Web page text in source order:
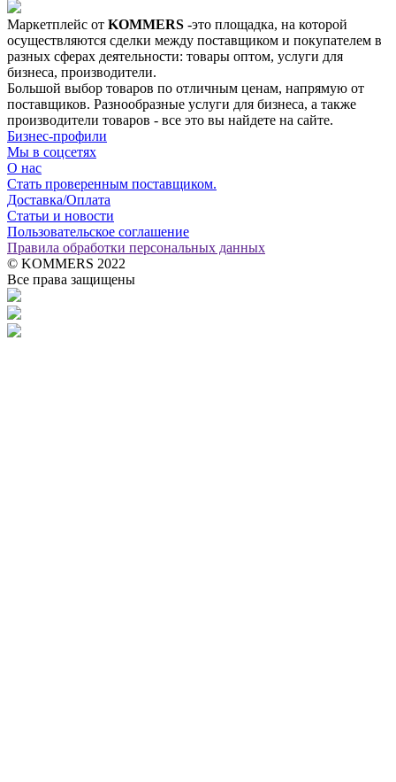
Маркетплейс от KOMMERS -это площадка, на которой
осуществляются сделки между поставщиком и покупателем в
разных сферах деятельности: товары оптом, услуги для
бизнеса, производители.
Большой выбор товаров по отличным ценам, напрямую от
поставщиков. Разнообразные услуги для бизнеса, а также
производители товаров - все это вы найдете на сайте.
Бизнес-профили
Мы в соцсетях
О нас
Стать проверенным поставщиком.
Доставка/Оплата
Статьи и новости
Пользовательское соглашение
Правила обработки персональных данных
© KOMMERS 2022
Все права защищены